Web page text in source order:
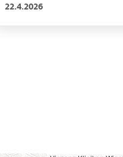
22.4.2026